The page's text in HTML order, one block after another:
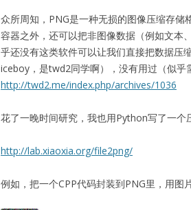
众所周知，PNG是一种无损的图像压缩存储
容器之外，还可以把非图像数据（例如文本
乎还没有这类软件可以让我们直接把数据压
iceboy，是twd2同学啊），没有用过（似乎
http://twd2.me/index.php/archives/1036
花了一晚时间研究，我也用Python写了一个
http://lab.xiaoxia.org/file2png/
例如，把一个CPP代码封装到PNG里，用图